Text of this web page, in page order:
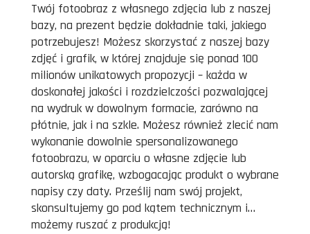
Twój fotoobraz z własnego zdjęcia lub z naszej
bazy, na prezent będzie dokładnie taki, jakiego
potrzebujesz! Możesz skorzystać z naszej bazy
zdjęć i grafik, w której znajduje się ponad 100
milionów unikatowych propozycji – każda w
doskonałej jakości i rozdzielczości pozwalającej
na wydruk w dowolnym formacie, zarówno na
płótnie, jak i na szkle. Możesz również zlecić nam
wykonanie dowolnie spersonalizowanego
fotoobrazu, w oparciu o własne zdjęcie lub
autorską grafikę, wzbogacając produkt o wybrane
napisy czy daty. Prześlij nam swój projekt,
skonsultujemy go pod kątem technicznym i…
możemy ruszać z produkcją!